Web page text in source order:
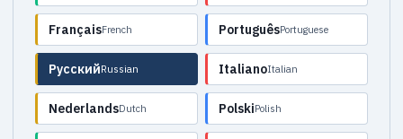
FrançaisFrench PortuguêsPortuguese
РусскийRussian ItalianoItalian
NederlandsDutch PolskiPolish